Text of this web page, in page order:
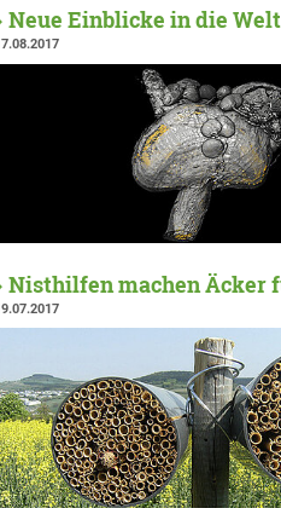
Neue Einblicke in die
Nisthilfen machen Äcker